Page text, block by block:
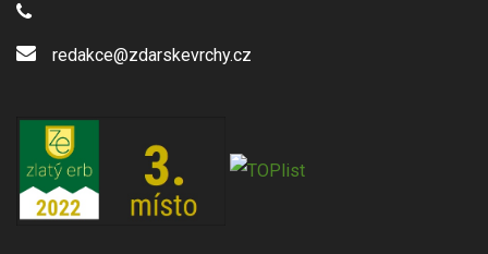
redakce@zdarskevrchy.cz